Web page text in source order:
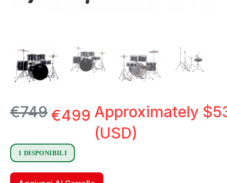
€749€499 Approximately $
(USD)
1 DISPONIBILI